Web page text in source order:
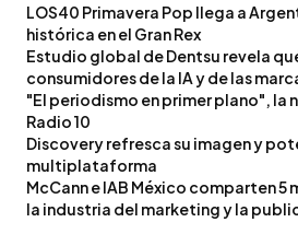
LOS40 Primavera Pop llega a
histórica en el Gran Rex
Estudio global de Dentsu revela
consumidores de la IA y de las
"El periodismo en primer plano", la
Radio 10
Discovery refresca su imagen y
multiplataforma
McCann e IAB México comparten
la industria del marketing y la